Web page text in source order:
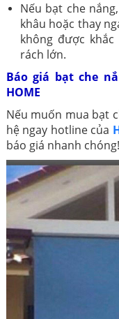
Nếu bạt che
khâu hoặc thay
không được
rách lớn.
Báo giá bạt che
HOME
Nếu muốn mua bạt
hệ ngay hotline của
báo giá nhanh chóng!